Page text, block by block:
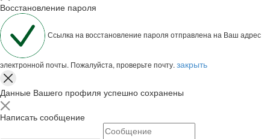
Восстановление пароля
Ссылка на восстановление пароля отправлена на Ваш адрес
электронной почты. Пожалуйста, проверьте почту. закрыть
Данные Вашего профиля успешно сохранены
Написать сообщение